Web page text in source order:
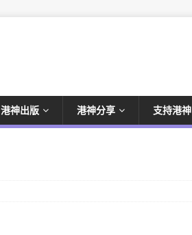
港神出版 港神分享 支持港神